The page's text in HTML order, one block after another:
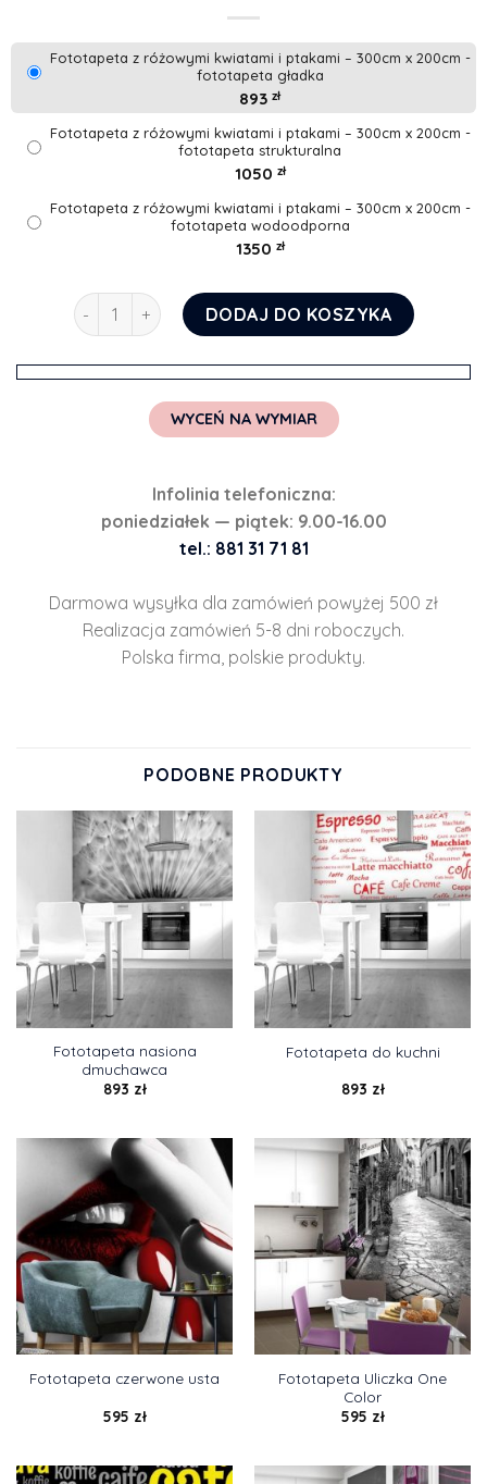
Fototapeta z różowymi kwiatami i ptakami – 300cm x 200cm -
fototapeta gładka
893 zł
Fototapeta z różowymi kwiatami i ptakami – 300cm x 200cm -
fototapeta strukturalna
1050 zł
Fototapeta z różowymi kwiatami i ptakami – 300cm x 200cm -
fototapeta wodoodporna
1350 zł
ilość Fototapeta z różowymi kwiatami i ptakami
DODAJ DO KOSZYKA
WYCEŃ NA WYMIAR
Infolinia telefoniczna:
poniedziałek — piątek: 9.00-16.00
tel.: 881 31 71 81
Darmowa wysyłka dla zamówień powyżej 500 zł
Realizacja zamówień 5-8 dni roboczych.
Polska firma, polskie produkty.
PODOBNE PRODUKTY
Fototapeta nasiona
dmuchawca
893 zł
Fototapeta do kuchni
893 zł
Fototapeta czerwone usta
595 zł
Fototapeta Uliczka One
Color
595 zł